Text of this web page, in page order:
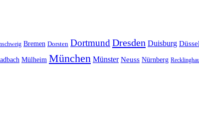
Bremen Dorsten DortmundDresden Duisburg
Mülheim München Münster Neuss Nürnberg